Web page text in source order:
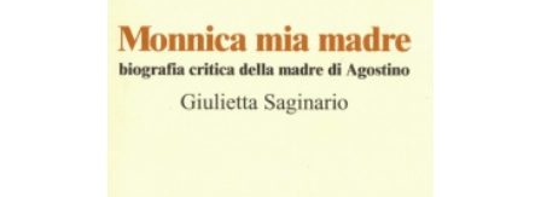
AGGIUNGI AL CARRELLO